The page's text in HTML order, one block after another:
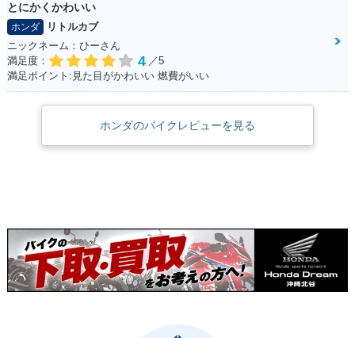
とにかくかわいい
ホンダ
リトルカブ
ニックネーム：ひーさん
満足度：
4 ／5
満足ポイント:見た目がかわいい 燃費がいい
ホンダのバイクレビューを見る